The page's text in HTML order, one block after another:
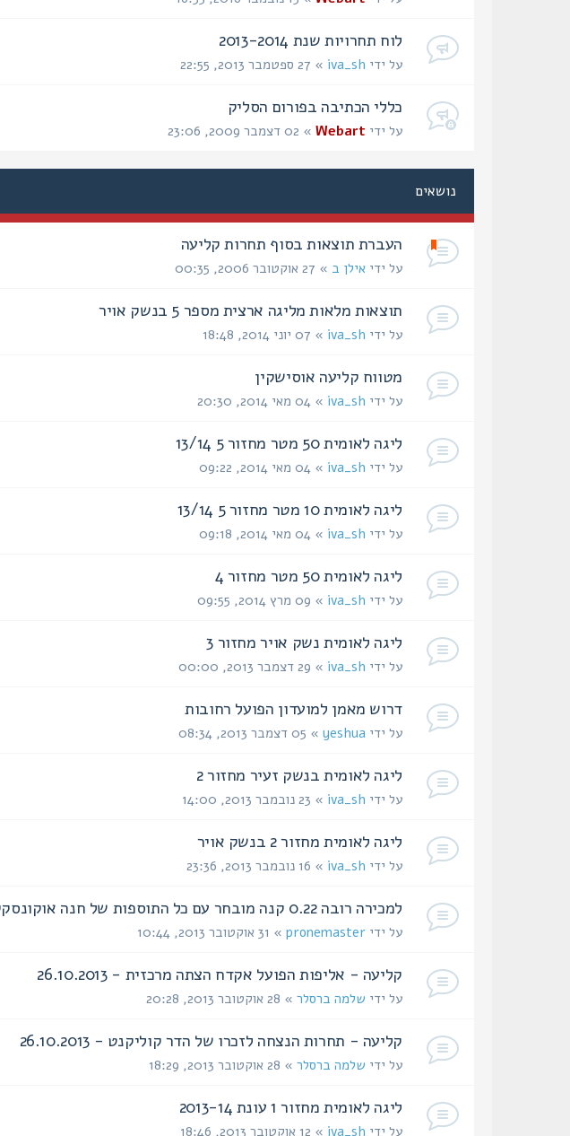
לוח תחרויות שנת 2013-2014
על ידי iva_sh » 27 ספטמבר 2013, 22:55
כללי הכתיבה בפורום הסליק
על ידי Webart » 02 דצמבר 2009, 23:06
נושאים
העברת תוצאות בסוף תחרות קליעה
על ידי אילן ב » 27 אוקטובר 2006, 00:35
תוצאות מלאות מליגה ארצית מספר 5 בנשק אויר
על ידי iva_sh » 07 יוני 2014, 18:48
מטווח קליעה אוסישקין‏
על ידי iva_sh » 04 מאי 2014, 20:30
ליגה לאומית 50 מטר מחזור 5 13/14
על ידי iva_sh » 04 מאי 2014, 09:22
ליגה לאומית 10 מטר מחזור 5 13/14
על ידי iva_sh » 04 מאי 2014, 09:18
ליגה לאומית 50 מטר מחזור 4
על ידי iva_sh » 09 מרץ 2014, 09:55
ליגה לאומית נשק אויר מחזור 3
על ידי iva_sh » 29 דצמבר 2013, 00:00
דרוש מאמן למועדון הפועל רחובות
על ידי yeshua » 05 דצמבר 2013, 08:34
ליגה לאומית בנשק זעיר מחזור 2
על ידי iva_sh » 23 נובמבר 2013, 14:00
ליגה לאומית מחזור 2 בנשק אויר
על ידי iva_sh » 16 נובמבר 2013, 23:36
למכירה רובה 0.22 קנה מובחר עם כל התוספות של חנה אוקונסקי
על ידי pronemaster » 31 אוקטובר 2013, 10:44
קליעה - אליפות הפועל אקדח הצתה מרכזית - 26.10.2013
על ידי שלמה ברסלר » 28 אוקטובר 2013, 20:28
קליעה - תחרות הנצחה לזכרו של הדר קוליקנט - 26.10.2013
על ידי שלמה ברסלר » 28 אוקטובר 2013, 18:29
ליגה לאומית מחזור 1 עונת 2013-14
על ידי iva_sh » 12 אוקטובר 2013, 18:46